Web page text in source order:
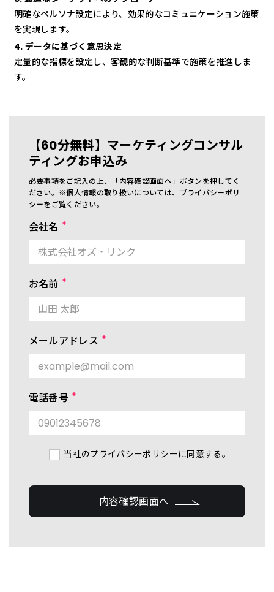
明確なペルソナ設定により、効果的なコミュニケーション施策
を実現します。
4. データに基づく意思決定
定量的な指標を設定し、客観的な判断基準で施策を推進しま
す。
【60分無料】マーケティングコンサル
ティングお申込み
必要事項をご記入の上、「内容確認画面へ」ボタンを押してく
ださい。※個人情報の取り扱いについては、プライバシーポリ
シーをご覧ください。
会社名
お名前
メールアドレス
電話番号
当社のプライバシーポリシーに同意する。
内容確認画面へ